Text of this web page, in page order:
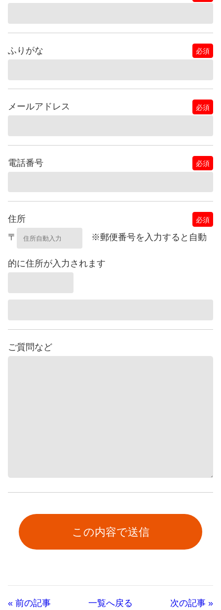
ふりがな 必須
メールアドレス 必須
電話番号 必須
住所 必須
〒 ※郵便番号を入力すると自動
的に住所が入力されます
ご質問など
« 前の記事 次の記事 »
一覧へ戻る